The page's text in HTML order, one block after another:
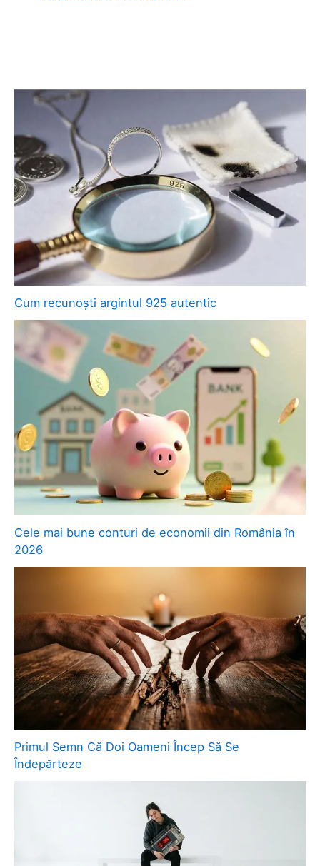
Cum recunoști argintul 925 autentic
Cele mai bune conturi de economii din România în
2026
Primul Semn Că Doi Oameni Încep Să Se
Îndepărteze